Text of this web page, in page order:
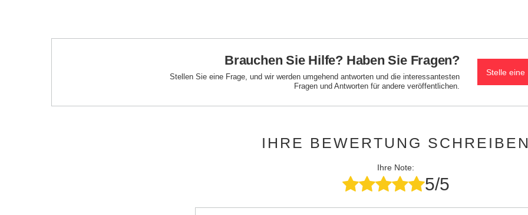
Brauchen Sie Hilfe? Haben Sie Fragen?
Stellen Sie eine Frage, und wir werden umgehend antworten und die interessantesten
Fragen und Antworten für andere veröffentlichen.
Stelle eine
IHRE BEWERTUNG
Ihre Note:
5/5